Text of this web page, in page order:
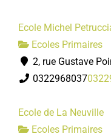
Ecole Michel
Ecoles Primaires
2, rue Gustave
0322968037
Ecole de La Neuville
Ecoles Primaires